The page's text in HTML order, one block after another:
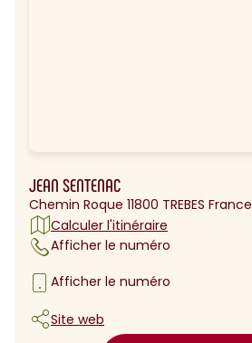
JEAN SENTENAC
Chemin Roque 11800 TREBES France
Calculer l'itinéraire
Afficher le numéro
Afficher le numéro
Site web